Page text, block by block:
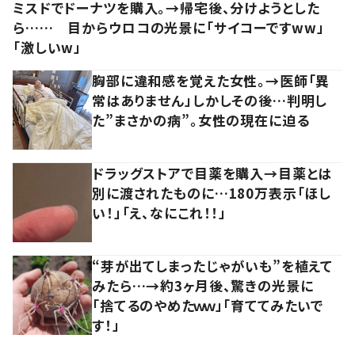
ミスドでドーナツを購入。→帰宅後、分けようとした
ら…… 目からウロコの光景に「サイコーですww」
「激しいw」
胸部に違和感を覚えた女性。→医師「異
常はありません」しかしその後…判明し
た”まさかの病”。女性の現在に迫る
ドラッグストアで目薬を購入→目薬とは
別に渡されたものに…180万表示「ほし
い！」「え、なにこれ！！」
“芽が出てしまったじゃがいも”を植えて
みたら…→約3ヶ月後、驚きの光景に
「捨てるのやめたｗｗ」「育ててみたいで
す！」